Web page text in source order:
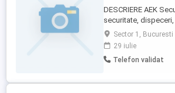
DESCRIERE AEK
securitate,
cladiri de birouri
medi, Atitudine
Capacitate de
Contract de munca
profesional, Un loc
Sector 1, Bucuresti
29 iulie
Telefon validat